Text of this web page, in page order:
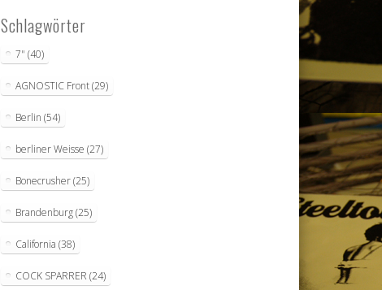
Schlagwörter
7" (40)
AGNOSTIC Front(29)
Berlin (54)
berliner Weisse (27)
Bonecrusher(25)
Brandenburg(25)
California (38)
COCK SPARRER (24)